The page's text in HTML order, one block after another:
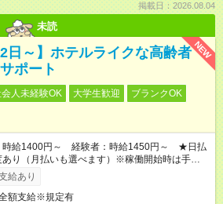
掲載日：2026.08.04
未読
NEW
日～】ホテルライクな高齢者
ポート
人未経験OK 大学生歓迎
ブランクOK
時給1400円～ 経験者：時給1450円～ ★日払
り（月払いも選べます）※稼働開始時は手続き
いとなります。
給あり
額支給※規定有